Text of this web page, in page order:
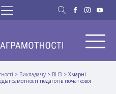
> Викладачу > ВНЗ > Хмарні
педагогів початкової